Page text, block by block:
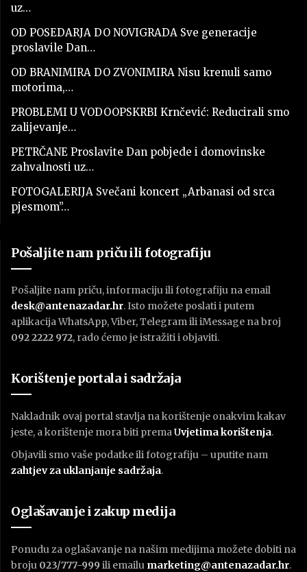
uz…
OD POSEDARJA DO NOVIGRADA Sve generacije
proslavile Dan…
OD BRANIMIRA DO ZVONIMIRA Nisu krenuli samo
motorima,…
PROBLEMI U VODOOPSKRBI Krnčević: Reducirali smo
zalijevanje…
PETRČANE Proslavite Dan pobjede i domovinske
zahvalnosti uz…
FOTOGALERIJA Svečani koncert „Arbanasi od srca
pjesmom”…
Pošaljite nam priču ili fotografiju
Pošaljite nam priču, informaciju ili fotografiju na email
desk@antenazadar.hr. Isto možete poslati i putem
aplikacija WhatsApp, Viber, Telegram ili iMessage na broj
092 2222 972, rado ćemo je istražiti i objaviti.
Korištenje portala i sadržaja
Nakladnik ovaj portal stavlja na korištenje onakvim kakav
jeste, a korištenje mora biti premaUvjetima korištenja.
Objavili smo vaše podatke ili fotografiju – uputite nam
zahtjev za uklanjanje sadržaja.
Oglašavanje i zakup medija
Ponudu za oglašavanje na našim medijima možete dobiti na
broju 023/777-999 ili emailu marketing@antenazadar.hr.